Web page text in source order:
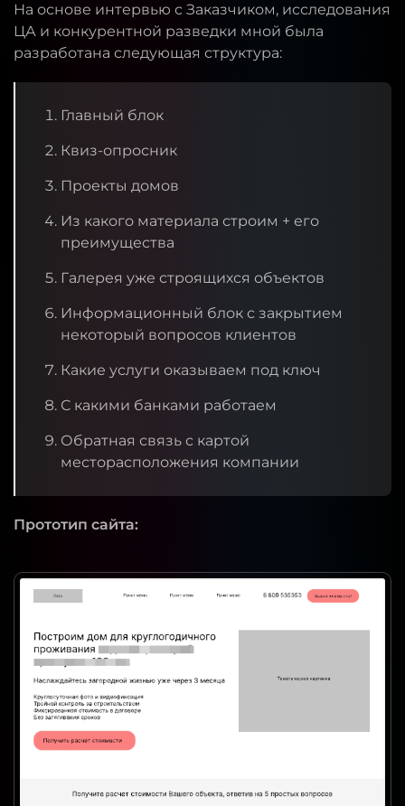
На основе интервью с Заказчиком, исследования
ЦА и конкурентной разведки мной была
разработана следующая структура:
Главный блок
Квиз-опросник
Проекты домов
Из какого материала строим + его
преимущества
Галерея уже строящихся объектов
Информационный блок с закрытием
некоторый вопросов клиентов
Какие услуги оказываем под ключ
С какими банками работаем
Обратная связь с картой
месторасположения компании
Прототип сайта: